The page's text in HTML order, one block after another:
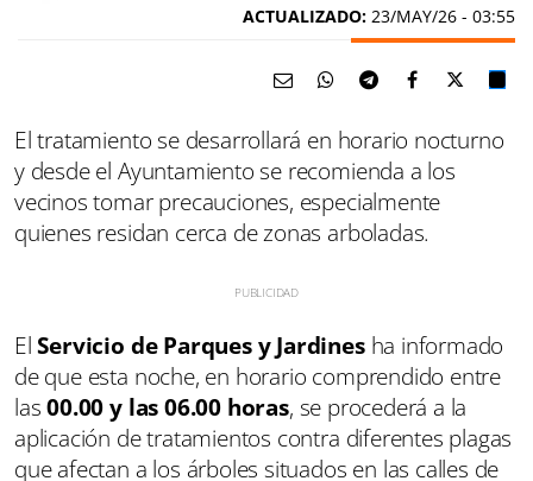
ACTUALIZADO: 23/MAY/26 - 03:55
El tratamiento se desarrollará en horario nocturno
y desde el Ayuntamiento se recomienda a los
vecinos tomar precauciones, especialmente
quienes residan cerca de zonas arboladas.
ElServicio de Parques y Jardinesha informado
de que esta noche, en horario comprendido entre
las00.00 y las 06.00 horas, se procederá a la
aplicación de tratamientos contra diferentes plagas
que afectan a los árboles situados en las calles de